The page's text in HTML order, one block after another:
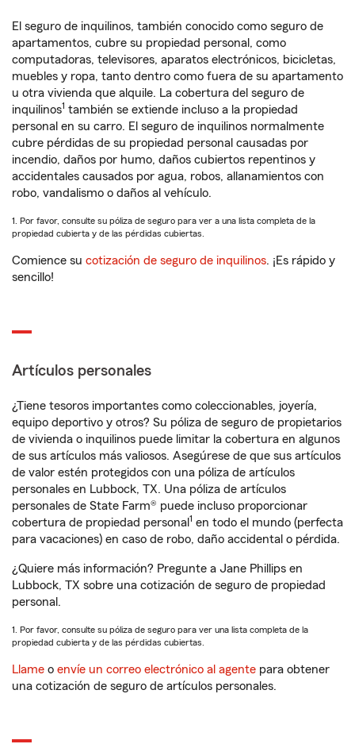
El seguro de inquilinos, también conocido como seguro de
apartamentos, cubre su propiedad personal, como
computadoras, televisores, aparatos electrónicos, bicicletas,
muebles y ropa, tanto dentro como fuera de su apartamento
u otra vivienda que alquile. La cobertura del seguro de
inquilinos1 también se extiende incluso a la propiedad
personal en su carro. El seguro de inquilinos normalmente
cubre pérdidas de su propiedad personal causadas por
incendio, daños por humo, daños cubiertos repentinos y
accidentales causados por agua, robos, allanamientos con
robo, vandalismo o daños al vehículo.
1. Por favor, consulte su póliza de seguro para ver a una lista completa de la
propiedad cubierta y de las pérdidas cubiertas.
Comience su cotización de seguro de inquilinos. ¡Es rápido y
sencillo!
Artículos personales
¿Tiene tesoros importantes como coleccionables, joyería,
equipo deportivo y otros? Su póliza de seguro de propietarios
de vivienda o inquilinos puede limitar la cobertura en algunos
de sus artículos más valiosos. Asegúrese de que sus artículos
de valor estén protegidos con una póliza de artículos
personales en Lubbock, TX. Una póliza de artículos
personales de State Farm® puede incluso proporcionar
cobertura de propiedad personal 1 en todo el mundo (perfecta
para vacaciones) en caso de robo, daño accidental o pérdida.
¿Quiere más información? Pregunte a Jane Phillips en
Lubbock, TX sobre una cotización de seguro de propiedad
personal.
1. Por favor, consulte su póliza de seguro para ver una lista completa de la
propiedad cubierta y de las pérdidas cubiertas.
Llame o envíe un correo electrónico al agente para obtener
una cotización de seguro de artículos personales.